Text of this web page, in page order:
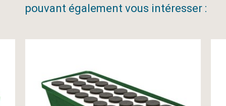
pouvant également vous intéresser :